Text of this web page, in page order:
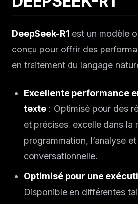
DeepSeek-R1 est un modèle
conçu pour offrir des
en traitement du langage
Excellente performance
texte : Optimisé pour des
et précises, excelle dans la
programmation, l’analyse et
conversationnelle.
Optimisé pour une
Disponible en différentes